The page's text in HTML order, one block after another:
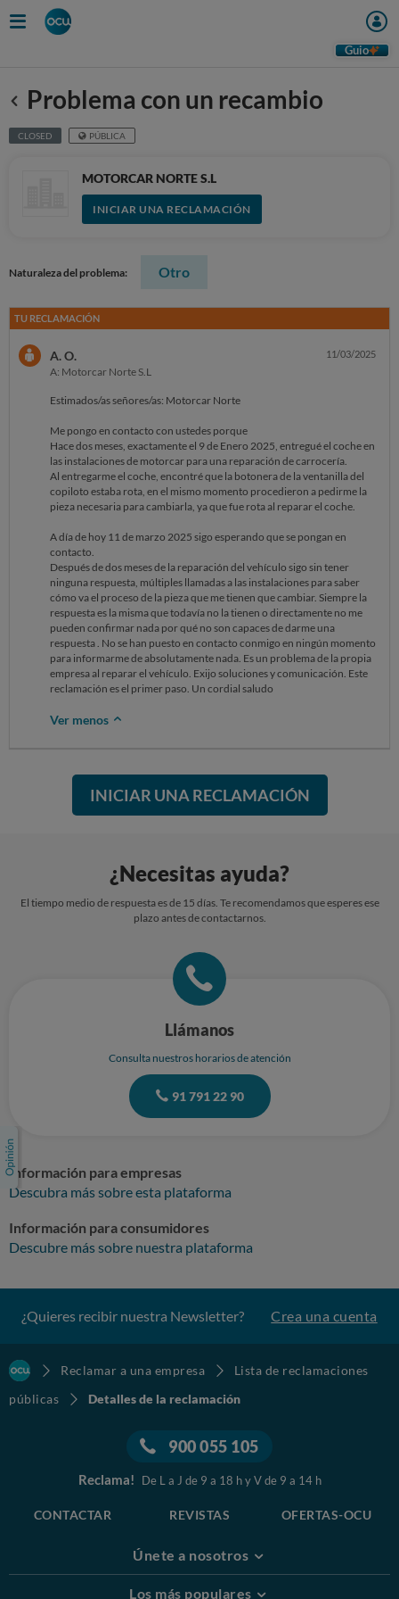
Guio
Anterior
Problema con un recambio
CLOSED PÚBLICA
MOTORCAR NORTE S.L
INICIAR UNA RECLAMACIÓN
Naturaleza del problema: Otro
TU RECLAMACIÓN
A. O.
A: Motorcar Norte S.L
11/03/2025
Estimados/as señores/as: Motorcar Norte
Me pongo en contacto con ustedes porque
Hace dos meses, exactamente el 9 de Enero 2025, entregué el coche en
las instalaciones de motorcar para una reparación de carrocería.
Al entregarme el coche, encontré que la botonera de la ventanilla del
copiloto estaba rota, en el mismo momento procedieron a pedirme la
pieza necesaria para cambiarla, ya que fue rota al reparar el coche.
A día de hoy 11 de marzo 2025 sigo esperando que se pongan en
contacto.
Después de dos meses de la reparación del vehículo sigo sin tener
ninguna respuesta, múltiples llamadas a las instalaciones para saber
cómo va el proceso de la pieza que me tienen que cambiar. Siempre la
respuesta es la misma que todavía no la tienen o directamente no me
pueden confirmar nada por qué no son capaces de darme una
respuesta . No se han puesto en contacto conmigo en ningún momento
para informarme de absolutamente nada. Es un problema de la propia
empresa al reparar el vehículo. Exijo soluciones y comunicación. Este
reclamación es el primer paso. Un cordial saludo
Ver menos
INICIAR UNA RECLAMACIÓN
¿Necesitas ayuda?
El tiempo medio de respuesta es de 15 días. Te recomendamos que esperes ese
plazo antes de contactarnos.
Llámanos
Consulta nuestros horarios de atención
91 791 22 90
Información para empresas
Descubra más sobre esta plataforma
Información para consumidores
Descubre más sobre nuestra plataforma
¿Quieres recibir nuestra Newsletter? Crea una cuenta
Reclamar a una empresa
Lista de reclamaciones
públicas
Detalles de la reclamación
900 055 105
Reclama! De L a J de 9 a 18 h y V de 9 a 14 h
CONTACTAR REVISTAS OFERTAS-OCU
Únete a nosotros
Los más populares